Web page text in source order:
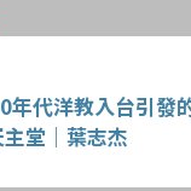
年代洋教入台引發
堂｜葉志杰